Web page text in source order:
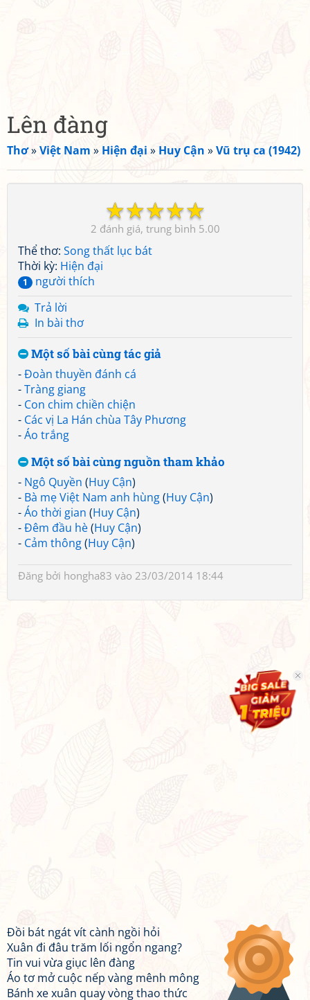
Lên đàng
Thơ»Việt Nam » Hiện đại » Huy Cận »Vũ trụ ca (1942)
☆
☆
☆
☆
☆
2 5.00
Thể thơ: Song thất lục bát
Thời kỳ: Hiện đại
1
người thích
Trả lời
In bài thơ
Một số bài cùng tác giả
-Đoàn thuyền đánh cá
-Tràng giang
- Con chim chiền chiện
- Các vị La Hán chùa Tây Phương
-Áo trắng
Một số bài cùng nguồn tham khảo
- Ngô Quyền (Huy Cận)
- Bà mẹ Việt Nam anh hùng(Huy Cận)
-Áo thời gian (Huy Cận)
-Đêm đầu hè(Huy Cận)
- Cảm thông(Huy Cận)
Đăng bởi hongha83 vào 23/03/2014 18:44
Đồi bát ngát vít cành ngồi hỏi
Xuân đi đâu trăm lối ngổn ngang?
Tin vui vừa giục lên đàng
Áo tơ mở cuộc nếp vàng mênh mông
Bánh xe xuân quay vòng thao thức